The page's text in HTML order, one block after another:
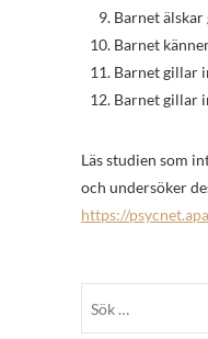
Barnet
Barnet
Barnet gillar
Barnet gillar
Läs studien som
och undersöker
https://